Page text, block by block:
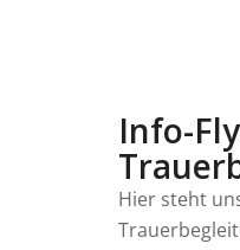
Info-
Hier steht